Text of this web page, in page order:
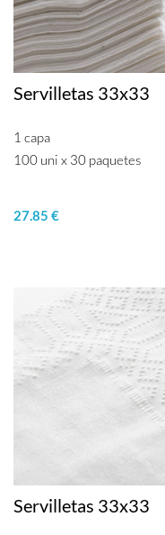
Servilletas 33x33
1 capa
100 uni x 30 paquetes
27.85 €
Servilletas 33x33